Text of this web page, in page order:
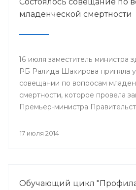
младенческой смертности
16 июля заместитель министра
РБ Ралида Шакирова приняла
совещании по вопросам
смертности, которое провела
Премьер-министра
17 июля 2014
Обучающий цикл